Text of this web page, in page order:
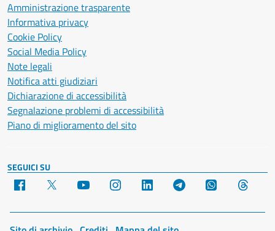
Amministrazione trasparente
Informativa privacy
Cookie Policy
Social Media Policy
Note legali
Notifica atti giudiziari
Dichiarazione di accessibilità
Segnalazione problemi di accessibilità
Piano di miglioramento del sito
SEGUICI SU
Facebook YouTube Instagram LinkedIn Telegram WhatsApp